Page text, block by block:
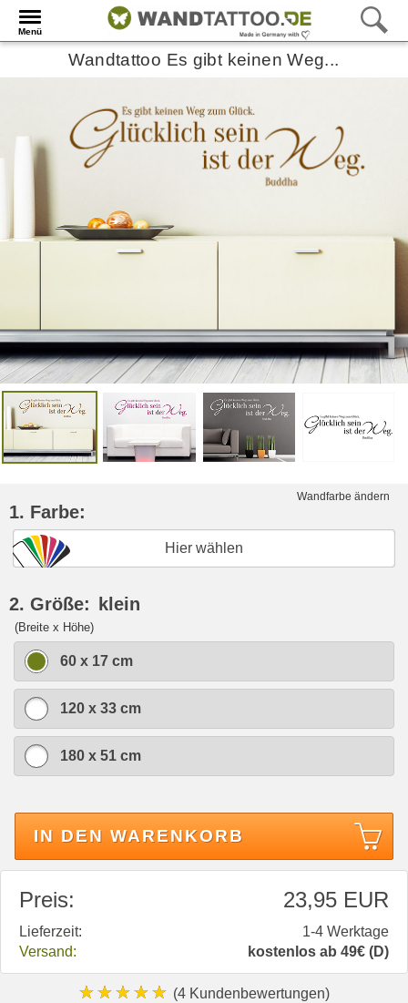
Menü
Wandtattoo Es gibt keinen Weg...
Wandfarbe ändern
1. Farbe:
Hier wählen
2. Größe: klein
(Breite x Höhe)
60 x 17 cm
120 x 33 cm
180 x 51 cm
IN DEN WARENKORB
Preis: 23,95 EUR
Lieferzeit:
1-4 Werktage
Versand:
kostenlos ab 49€ (D)
★★★★★ (4 Kundenbewertungen)